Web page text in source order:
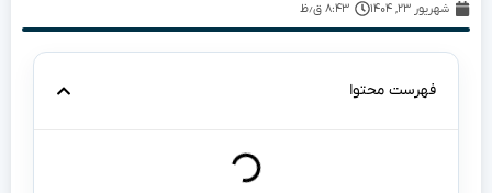
شهریور ۲۳, ۱۴۰۴ ۸:۴۳ ق٫ظ
فهرست محتوا